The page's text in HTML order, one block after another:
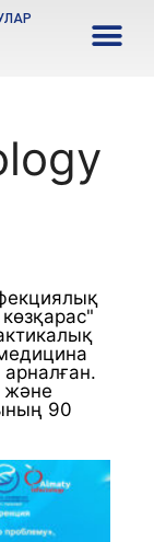
көзқарас"
арналған.
және
90